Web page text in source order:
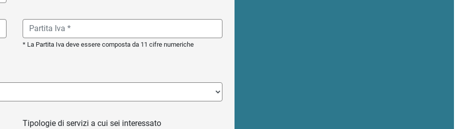
* La Partita Iva deve essere composta da 11 cifre numeriche
Tipologie di servizi a cui sei interessato